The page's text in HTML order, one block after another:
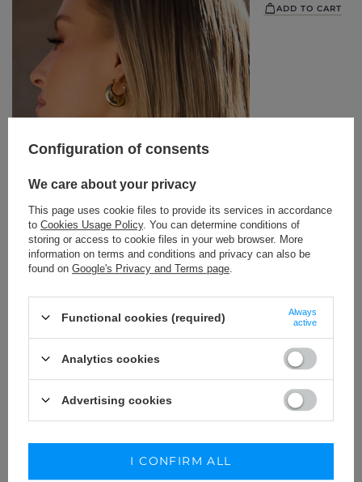
49,00 €
SIZE
ADD TO CART
ADD TO CART
KUP STYLIZACJĘ
Configuration of consents
We care about your privacy
This page uses cookie files to provide its services in accordance
to Cookies Usage Policy. You can determine conditions of
storing or access to cookie files in your web browser. More
information on terms and conditions and privacy can also be
found on Google's Privacy and Terms page
Functional cookies (required) Always
active
Analytics cookies
Advertising cookies
I CONFIRM ALL